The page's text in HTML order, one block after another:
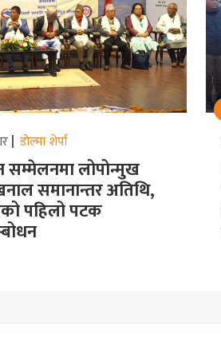
डोल्मा शेर्पा
सम्मेलनमा लोपोन्मुख
समानान्तर अतिथि,
पहिलो पटक